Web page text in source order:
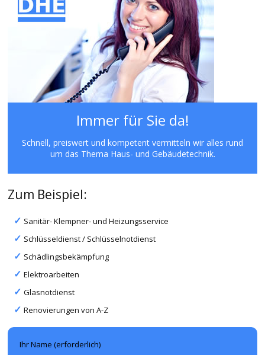
Immer für Sie da!
Schnell, preiswert und kompetent vermitteln wir alles rund
um das Thema Haus- und Gebäudetechnik.
Zum Beispiel:
Sanitär- Klempner- und Heizungsservice
Schlüsseldienst / Schlüsselnotdienst
Schädlingsbekämpfung
Elektroarbeiten
Glasnotdienst
Renovierungen von A-Z
Ihr Name (erforderlich)